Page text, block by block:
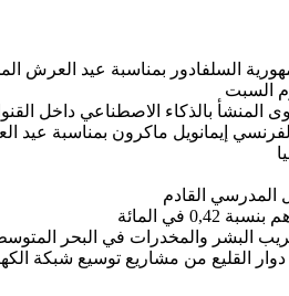
السلفادور بمناسبة عيد العرش
السبت
المنشأ بالذكاء الاصطناعي داخل
إيمانويل ماكرون بمناسبة عيد
المدرسي القادم
في المائة
البشر والمخدرات في البحر
القليع من مشاريع توسيع شبكة